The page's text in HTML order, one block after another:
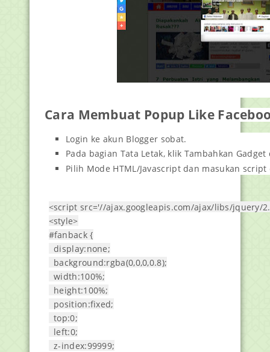
Cara Membuat Popup Like
Login ke akun Blogger sobat.
Pada bagian Tata Letak, klik Tambahkan
Pilih Mode HTML/Javascript dan masukan
<script src='//ajax.googleapis.com/ajax/libs/jquery/
<style>
#fanback {
display:none;
background:rgba(0,0,0,0.8);
width:100%;
height:100%;
position:fixed;
top:0;
left:0;
z-index:99999;